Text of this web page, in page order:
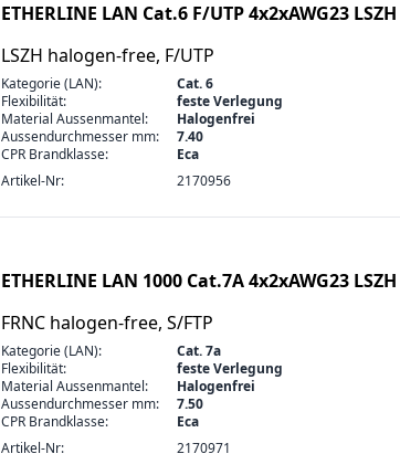
ETHERLINE LAN Cat.6 F/UTP 4x2xAWG23 LSZH
LSZH halogen-free, F/UTP
Kategorie (LAN):
Cat. 6
Flexibilität:
feste Verlegung
Material Aussenmantel:
Halogenfrei
Aussendurchmesser mm:
7.40
CPR Brandklasse:
Eca
Artikel-Nr:
2170956
ETHERLINE LAN 1000 Cat.7A 4x2xAWG23 LSZH
FRNC halogen-free, S/FTP
Kategorie (LAN):
Cat. 7a
Flexibilität:
feste Verlegung
Material Aussenmantel:
Halogenfrei
Aussendurchmesser mm:
7.50
CPR Brandklasse:
Eca
Artikel-Nr:
2170971